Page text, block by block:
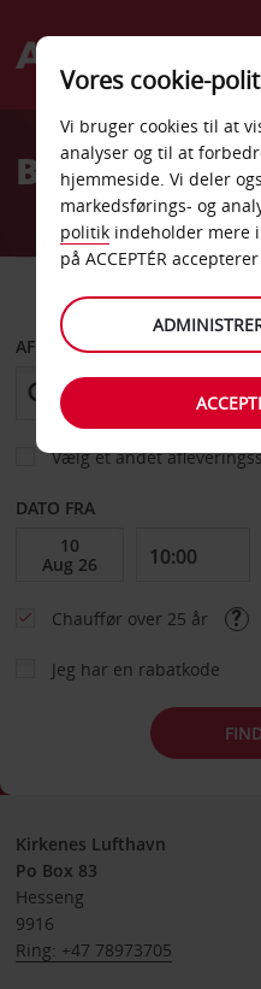
Welcome
AvisBilleje
AFHENT FRA
Vælg et andet
DATO FRA
Chauffør over 25 år
Jeg har en rabatkode
Kirkenes Lufthavn
Po Box 83
Hesseng
9916
Ring: +47 78973705
Vores cookie-
Vi bruger cookies til at
analyser og til at
hjemmeside. Vi deler
markedsførings- og
politik indeholder mere
på ACCEPTÉR